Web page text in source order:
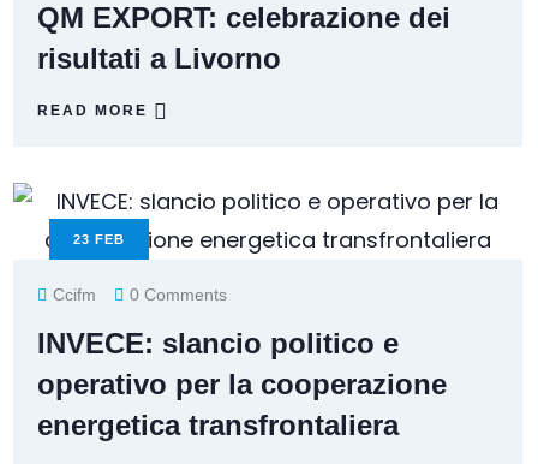
QM EXPORT: celebrazione dei
risultati a Livorno
READ MORE
23 FEB
Ccifm 0 Comments
INVECE: slancio politico e
operativo per la cooperazione
energetica transfrontaliera